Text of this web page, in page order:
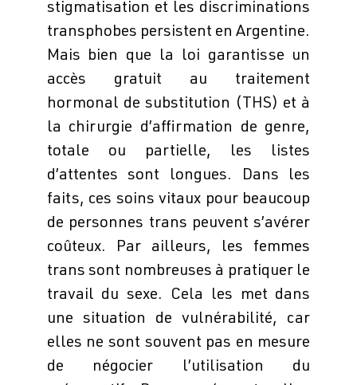
stigmatisation et les discriminations
transphobes persistent en Argentine.
Mais bien que la loi garantisse un
accès gratuit au traitement
hormonal de substitution (THS) et à
la chirurgie d’affirmation de genre,
totale ou partielle, les listes
d’attentes sont longues. Dans les
faits, ces soins vitaux pour beaucoup
de personnes trans peuvent s’avérer
coûteux. Par ailleurs, les femmes
trans sont nombreuses à pratiquer le
travail du sexe. Cela les met dans
une situation de vulnérabilité, car
elles ne sont souvent pas en mesure
de négocier l’utilisation du